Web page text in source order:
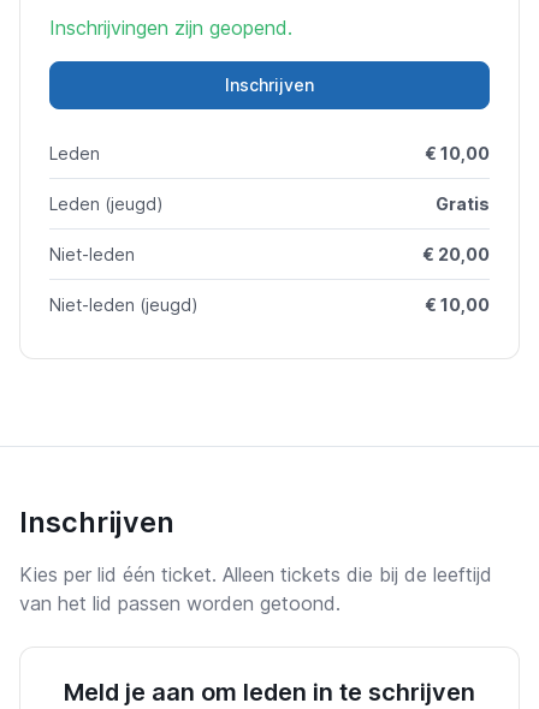
Inschrijvingen zijn geopend.
Inschrijven
Leden € 10,00
Leden (jeugd) Gratis
Niet-leden € 20,00
Niet-leden (jeugd) € 10,00
Inschrijven
Kies per lid één ticket. Alleen tickets die bij de leeftijd
van het lid passen worden getoond.
Meld je aan om leden in te schrijven